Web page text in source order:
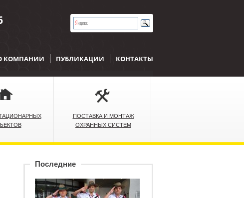
КОМПАНИИ ПУБЛИКАЦИИ КОНТАКТЫ
ПОСТАВКА И МОНТАЖ
ОХРАННЫХ СИСТЕМ
Последние